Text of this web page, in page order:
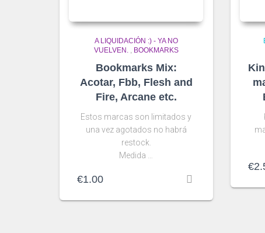
A LIQUIDACIÓN :) - YA NO
VUELVEN., BOOKMARKS
Bookmarks Mix:
Acotar, Fbb, Flesh and
Fire, Arcane etc.
Estos marcas son limitados y
una vez agotados no habrá
restock.
Medida …
€1.00
€